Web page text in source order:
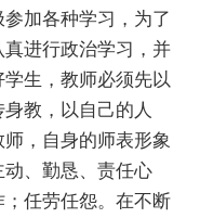
加各种学习，为了
进行政治学习，并
生，教师必须先以
教，以自己的人
，自身的师表形象
、勤恳、责任心
任劳任怨。在不断